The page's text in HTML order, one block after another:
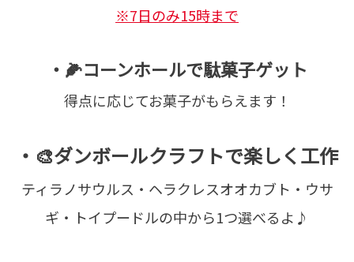
※7日のみ15時まで
・🌽コーンホールで駄菓子ゲット
得点に応じてお菓子がもらえます！
・🎨ダンボールクラフトで楽しく工作
ティラノサウルス・ヘラクレスオオカブト・ウサ
ギ・トイプードルの中から1つ選べるよ♪